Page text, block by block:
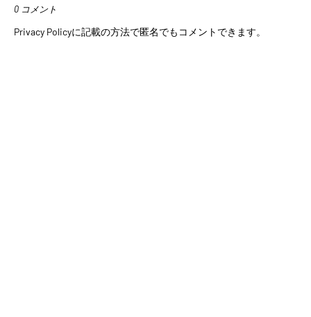
0 コメント
Privacy Policyに記載の方法で匿名でもコメントできます。